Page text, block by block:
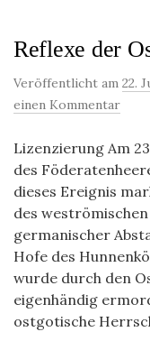
Reflexe der
Veröffentlicht am 22.
einen Kommentar
Lizenzierung Am
des
dieses Ereignis
des
germanischer
Hofe des
wurde durch den
eigenhändig
ostgotische